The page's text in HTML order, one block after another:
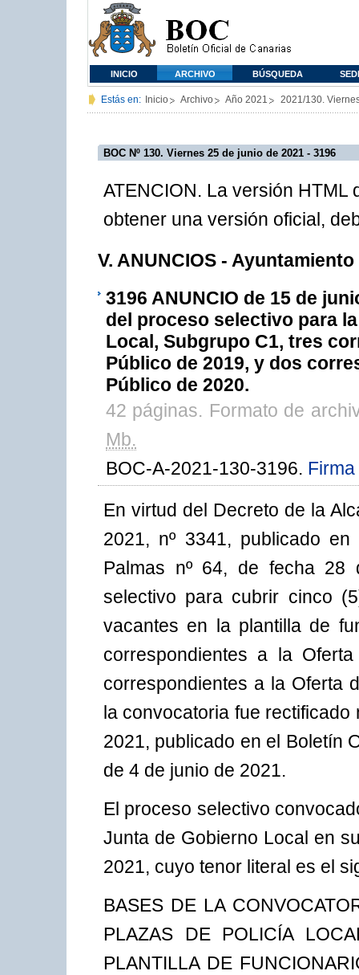
INICIO ARCHIVO BÚSQUEDA
Estás en: Inicio Archivo Año 2021 2021/130.
BOC Nº 130. Viernes 25 de junio de 2021 - 3196
ATENCION. La versión HTML
obtener una versión oficial,
V. ANUNCIOS -
3196 ANUNCIO de 15 de
del proceso selectivo para
Local, Subgrupo C1, tres
Público de 2019, y dos
Público de 2020.
42 páginas. Formato de
Mb.
BOC-A-2021-130-3196.
En virtud del Decreto de la
2021, nº 3341, publicado
Palmas nº 64, de fecha 28
selectivo para cubrir cinco
vacantes en la plantilla de
correspondientes a la
correspondientes a la Oferta
la convocatoria fue
2021, publicado en el Boletín
de 4 de junio de 2021.
El proceso selectivo
Junta de Gobierno Local en
2021, cuyo tenor literal es el
BASES DE LA
PLAZAS DE POLICÍA
PLANTILLA DE